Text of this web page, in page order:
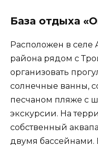
База отдыха
Расположен в селе
района рядом с
организовать
солнечные ванны,
песчаном пляже с
экскурсии. На
собственный
двумя бассейнами.